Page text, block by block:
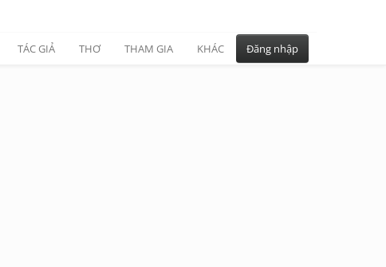
TÁC GIẢ THƠ THAM GIA KHÁC Đăng nhập